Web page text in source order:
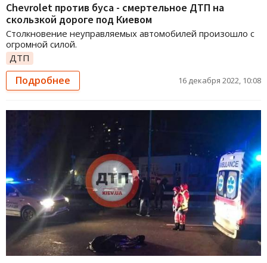
Chevrolet против буса - смертельное ДТП на
скользкой дороге под Киевом
Столкновение неуправляемых автомобилей произошло с
огромной силой.
ДТП
Подробнее 16 декабря 2022, 10:08